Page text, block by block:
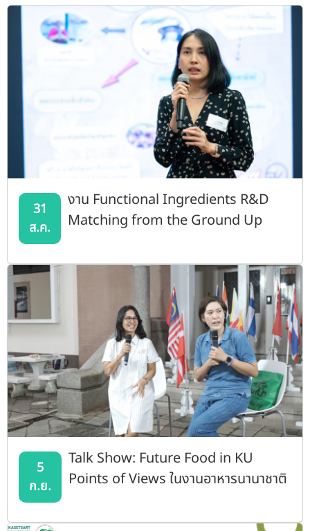
ติดต่อเรา
สายตรงผู้บริหาร
31
ส.ค.
งาน Functional Ingredients R&D
Matching from the Ground Up
5
ก.ย.
Talk Show: Future Food in KU
Points of Views ในงานอาหารนานาชาติ